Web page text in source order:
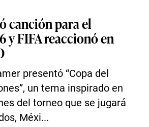
canción para el
y FIFA reaccionó en
presentó “Copa del
un tema inspirado en
del torneo que se jugará
Méxi...